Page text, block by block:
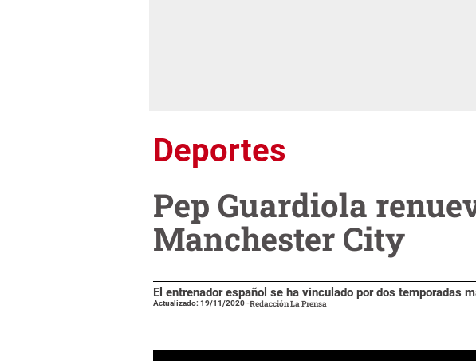
Deportes
Pep Guardiola
Manchester City
El entrenador español se ha vinculado por dos temporadas
Actualizado: 19/11/2020-Redacción La Prensa